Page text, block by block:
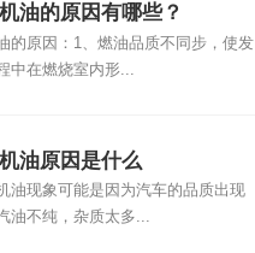
油的原因有哪些？
的原因：1、燃油品质不同步，使发
中在燃烧室内形...
油原因是什么
油现象可能是因为汽车的品质出现
油不纯，杂质太多...